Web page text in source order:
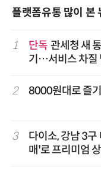
플랫폼유통 많이 본
1 단독 관세청 새
기…서비스 차질
2 8000원대로 즐
3
다이소, 강남 3
매'로 프리미엄